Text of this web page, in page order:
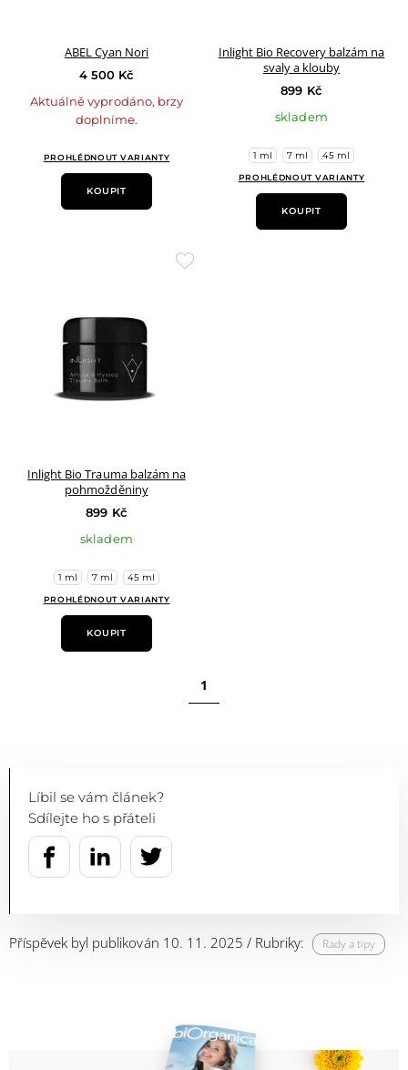
ABEL Cyan Nori
4 500 Kč
Aktuálně vyprodáno, brzy
doplníme.
PROHLÉDNOUT VARIANTY
KOUPIT
Inlight Bio Recovery balzám na
svaly a klouby
899 Kč
skladem
1 ml 7 ml 45 ml
PROHLÉDNOUT VARIANTY
KOUPIT
Přidat
Inlight Bio Trauma balzám na
pohmožděniny
899 Kč
skladem
1 ml 7 ml 45 ml
PROHLÉDNOUT VARIANTY
KOUPIT
1
Líbil se vám článek?
Sdílejte ho s přáteli
Příspěvek byl publikován 10. 11. 2025 / Rubriky: Rady a tipy